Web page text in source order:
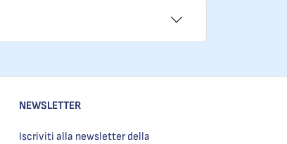
NEWSLETTER
Iscriviti alla newsletter della